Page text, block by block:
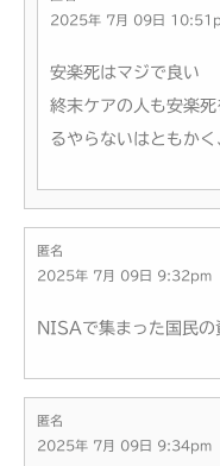
2025年 7月 09日
安楽死はマジで良い
終末ケアの人も安楽
るやらないはともか
匿名
2025年 7月 09日 9:32pm
NISAで集まった国民
匿名
2025年 7月 09日 9:34pm